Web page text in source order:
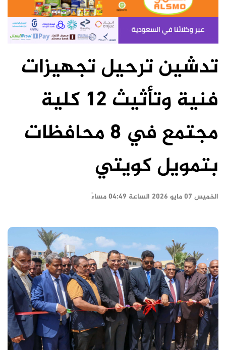
تدشين ترحيل تجهيزات
فنية وتأثيث 12 كلية
مجتمع في 8 محافظات
بتمويل كويتي
الخميس ٠٧ مايو ٢٠٢٦ الساعة ٠٤:٤٩ مساءً